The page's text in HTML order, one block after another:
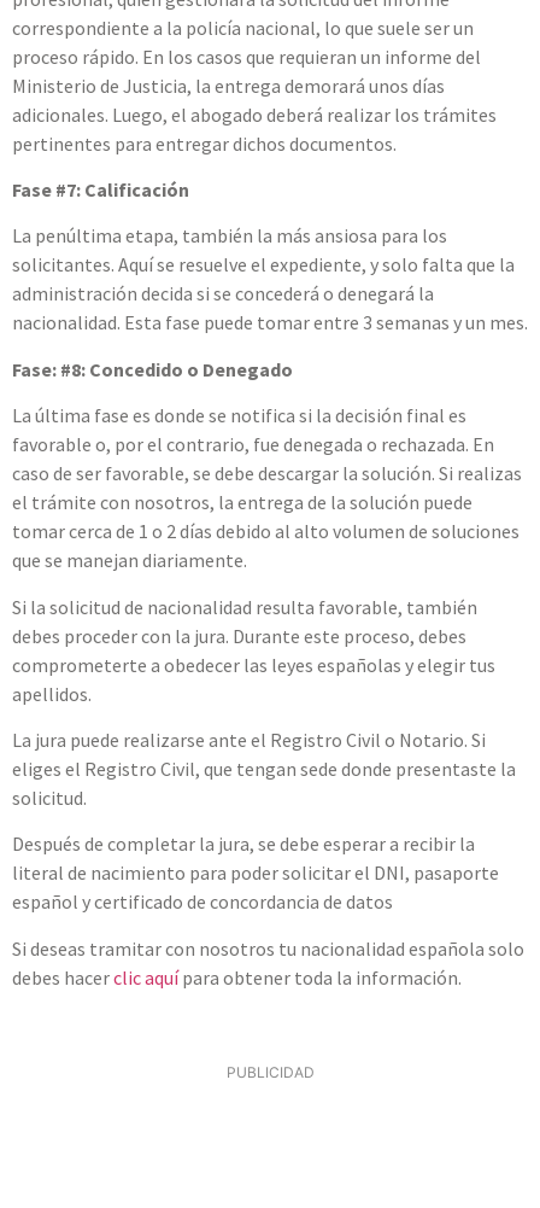
correspondiente a la policía nacional, lo que suele ser un
proceso rápido. En los casos que requieran un informe del
Ministerio de Justicia, la entrega demorará unos días
adicionales. Luego, el abogado deberá realizar los trámites
pertinentes para entregar dichos documentos.
Fase #7: Calificación
La penúltima etapa, también la más ansiosa para los
solicitantes. Aquí se resuelve el expediente, y solo falta que la
administración decida si se concederá o denegará la
nacionalidad. Esta fase puede tomar entre 3 semanas y un mes.
Fase: #8: Concedido o Denegado
La última fase es donde se notifica si la decisión final es
favorable o, por el contrario, fue denegada o rechazada. En
caso de ser favorable, se debe descargar la solución. Si realizas
el trámite con nosotros, la entrega de la solución puede
tomar cerca de 1 o 2 días debido al alto volumen de soluciones
que se manejan diariamente.
Si la solicitud de nacionalidad resulta favorable, también
debes proceder con la jura. Durante este proceso, debes
comprometerte a obedecer las leyes españolas y elegir tus
apellidos.
La jura puede realizarse ante el Registro Civil o Notario. Si
eliges el Registro Civil, que tengan sede donde presentaste la
solicitud.
Después de completar la jura, se debe esperar a recibir la
literal de nacimiento para poder solicitar el DNI, pasaporte
español y certificado de concordancia de datos
Si deseas tramitar con nosotros tu nacionalidad española solo
debes hacerclic aquípara obtener toda la información.
PUBLICIDAD